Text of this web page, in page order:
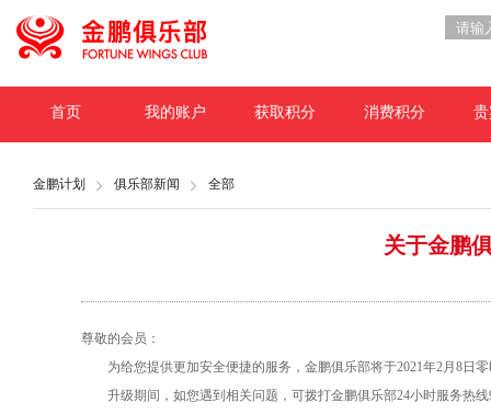
首页 我的账户 获取积分 消费积分
金鹏计划 俱乐部新闻 全部
关于金鹏
尊敬的会员：
为给您提供更加安全便捷的服务，金鹏俱乐部将于2021年2月8日
升级期间，如您遇到相关问题，可拨打金鹏俱乐部24小时服务热线